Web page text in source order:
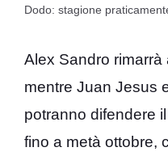
Dodo: stagione
Alex Sandro
mentre Juan Jesus
potranno difendere
fino a metà ottobre,